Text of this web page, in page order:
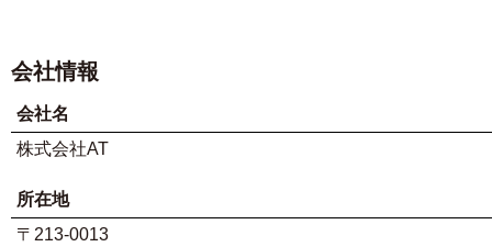
会社情報
会社名
株式会社AT
所在地
〒213-0013